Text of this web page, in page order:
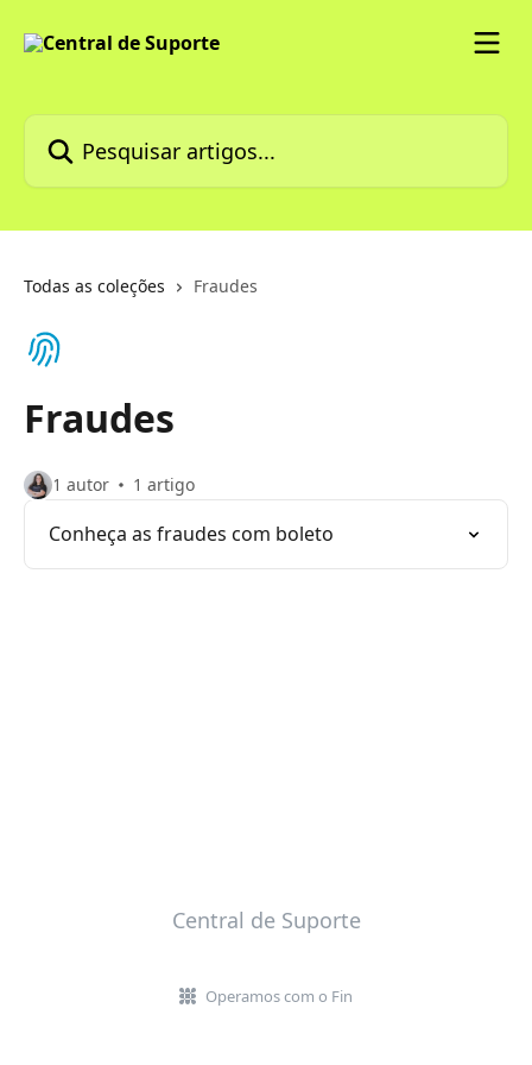
Pesquisar artigos...
Todas as coleções Fraudes
Fraudes
1 autor 1 artigo
Conheça as fraudes com boleto
Central de Suporte
Operamos com o Fin